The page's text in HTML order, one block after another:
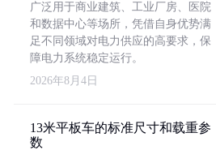
广泛用于商业建筑、工业厂房、医院
和数据中心等场所，凭借自身优势满
足不同领域对电力供应的高要求，保
障电力系统稳定运行。
2026年8月4日
13米平板车的标准尺寸和载重参
数